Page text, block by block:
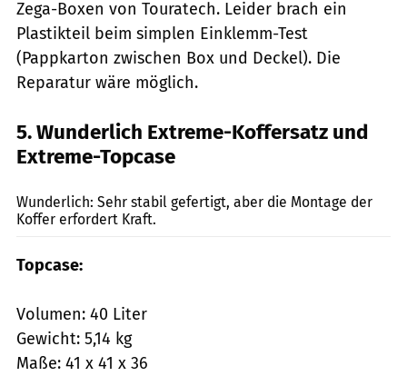
Zega-Boxen von Touratech. Leider brach ein
Plastikteil beim simplen Einklemm-Test
(Pappkarton zwischen Box und Deckel). Die
Reparatur wäre möglich.
5. Wunderlich Extreme-Koffersatz und
Extreme-Topcase
Wunderlich: Sehr stabil gefertigt, aber die Montage der
Koffer erfordert Kraft.
Topcase:
Volumen: 40 Liter
Gewicht: 5,14 kg
Maße: 41 x 41 x 36